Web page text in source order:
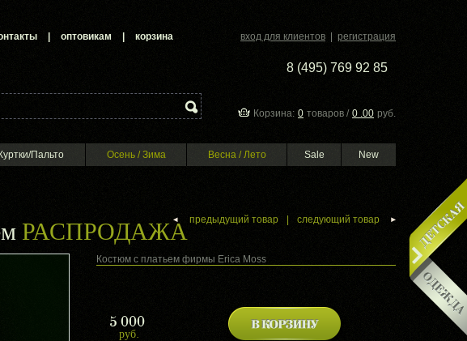
оптовикам корзина вход для клиентов регистрация
8 (495) 769 92 85
Корзина: 0 товаров / 0 .00 руб.
Куртки/Пальто Осень / Зима Весна / Лето Sale New
РАСПРОДАЖАпредыдущий товар следующий товар
Костюм с платьем фирмы Erica Moss
5 000
руб.